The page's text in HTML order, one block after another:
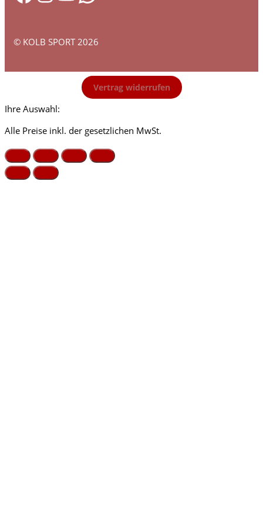
© KOLB SPORT 2026
Vertrag widerrufen
Ihre Auswahl:
Alle Preise inkl. der gesetzlichen MwSt.